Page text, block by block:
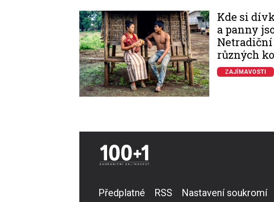
Image
Kde si
a panny
různých
ZAJÍMAVOSTI
Předplatné RSS Nastavení soukromí